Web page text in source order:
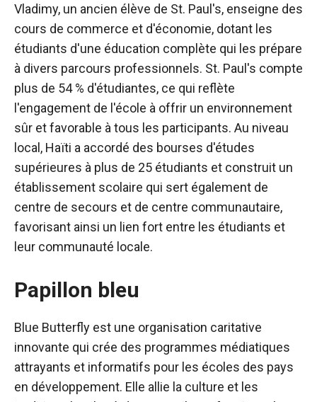
Vladimy, un ancien élève de St. Paul's, enseigne des
cours de commerce et d'économie, dotant les
étudiants d'une éducation complète qui les prépare
à divers parcours professionnels. St. Paul's compte
plus de 54 % d'étudiantes, ce qui reflète
l'engagement de l'école à offrir un environnement
sûr et favorable à tous les participants. Au niveau
local, Haïti a accordé des bourses d'études
supérieures à plus de 25 étudiants et construit un
établissement scolaire qui sert également de
centre de secours et de centre communautaire,
favorisant ainsi un lien fort entre les étudiants et
leur communauté locale.
Papillon bleu
Blue Butterfly est une organisation caritative
innovante qui crée des programmes médiatiques
attrayants et informatifs pour les écoles des pays
en développement. Elle allie la culture et les